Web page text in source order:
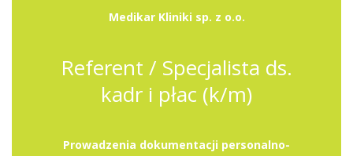
Medikar Kliniki sp. z o.o.
Referent / Specjalista ds.
kadr i płac (k/m)
Prowadzenia dokumentacji personalno-